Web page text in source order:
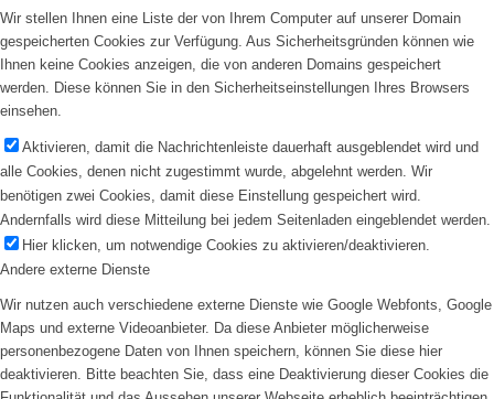
Wir stellen Ihnen eine Liste der von Ihrem Computer auf unserer Domain
gespeicherten Cookies zur Verfügung. Aus Sicherheitsgründen können wie
Ihnen keine Cookies anzeigen, die von anderen Domains gespeichert
werden. Diese können Sie in den Sicherheitseinstellungen Ihres Browsers
einsehen.
Aktivieren, damit die Nachrichtenleiste dauerhaft ausgeblendet wird und
alle Cookies, denen nicht zugestimmt wurde, abgelehnt werden. Wir
benötigen zwei Cookies, damit diese Einstellung gespeichert wird.
Andernfalls wird diese Mitteilung bei jedem Seitenladen eingeblendet werden.
Hier klicken, um notwendige Cookies zu aktivieren/deaktivieren.
Andere externe Dienste
Wir nutzen auch verschiedene externe Dienste wie Google Webfonts, Google
Maps und externe Videoanbieter. Da diese Anbieter möglicherweise
personenbezogene Daten von Ihnen speichern, können Sie diese hier
deaktivieren. Bitte beachten Sie, dass eine Deaktivierung dieser Cookies die